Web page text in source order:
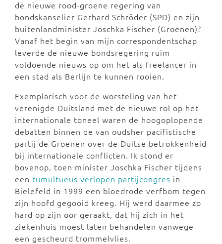
de nieuwe rood-groene regering van
bondskanselier Gerhard Schröder (SPD) en zijn
buitenlandminister Joschka Fischer (Groenen)?
Vanaf het begin van mijn correspondentschap
leverde de nieuwe bondsregering ruim
voldoende nieuws op om het als freelancer in
een stad als Berlijn te kunnen rooien.
Exemplarisch voor de worsteling van het
verenigde Duitsland met de nieuwe rol op het
internationale toneel waren de hoogoplopende
debatten binnen de van oudsher pacifistische
partij de Groenen over de Duitse betrokkenheid
bij internationale conflicten. Ik stond er
bovenop, toen minister Joschka Fischer tijdens
een tumultueus verlopen partijcongres in
Bielefeld in 1999 een bloedrode verfbom tegen
zijn hoofd gegooid kreeg. Hij werd daarmee zo
hard op zijn oor geraakt, dat hij zich in het
ziekenhuis moest laten behandelen vanwege
een gescheurd trommelvlies.